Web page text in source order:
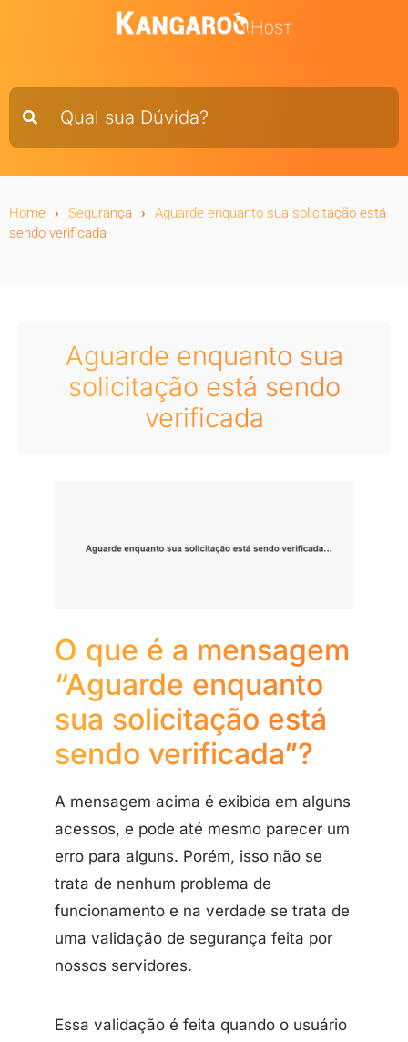
Home Segurança
Aguarde enquanto sua solicitação está
sendo verificada
Aguarde enquanto sua
solicitação está sendo
verificada
O que é a mensagem
“Aguarde enquanto
sua solicitação está
sendo verificada”?
A mensagem acima é exibida em alguns
acessos, e pode até mesmo parecer um
erro para alguns. Porém, isso não se
trata de nenhum problema de
funcionamento e na verdade se trata de
uma validação de segurança feita por
nossos servidores.
Essa validação é feita quando o usuário